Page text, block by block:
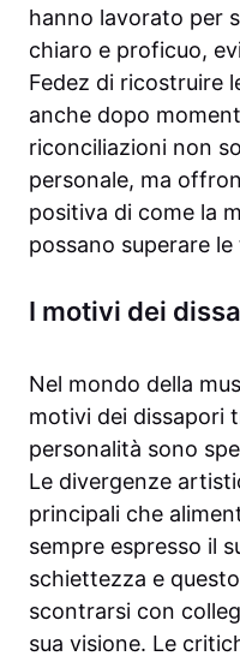
hanno lavorato per
chiaro e proficuo,
Fedez di ricostruire
anche dopo
riconciliazioni non
personale, ma
positiva di come la
possano superare
I motivi dei
Nel mondo della
motivi dei dissapori
personalità sono
Le divergenze
principali che
sempre espresso il
schiettezza e
scontrarsi con
sua visione. Le